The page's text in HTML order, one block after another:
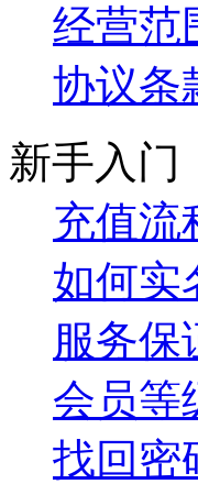
经营范
协议条
新手入门
充值流
如何实
服务保
会员等
找回密